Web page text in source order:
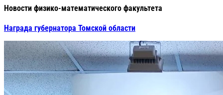
Новости физико-математического факультета
Награда губернатора Томской области